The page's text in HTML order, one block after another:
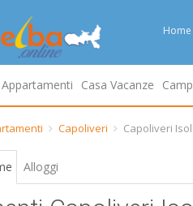
Home
Appartamenti Casa Vacanze
Capoliveri Capoliveri
Alloggi